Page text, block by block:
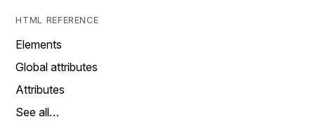
HTML REFERENCE
Elements
Global attributes
Attributes
See all…